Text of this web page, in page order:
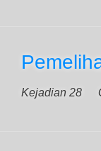
Kejadian 28